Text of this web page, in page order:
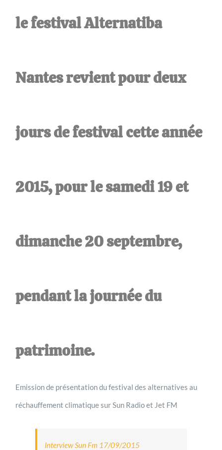
le festival Alternatiba
Nantes revient pour deux
jours de festival cette année
2015, pour le samedi 19 et
dimanche 20 septembre,
pendant la journée du
patrimoine.
Emission de présentation du festival des alternatives au
réchauffement climatique sur Sun Radio et Jet FM
Interview Sun Fm 17/09/2015